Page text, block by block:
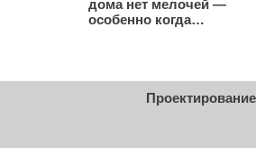
дома нет мелочей —
особенно когда…